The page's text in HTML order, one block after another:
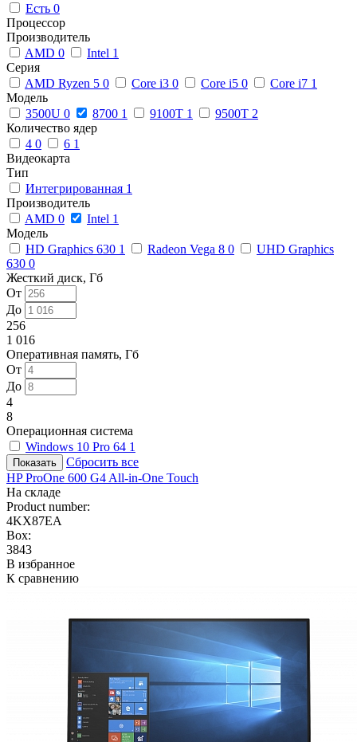
Есть 0
Процессор
Производитель
AMD 0 Intel 1
Серия
AMD Ryzen 5 0 Core i3 0 Core i5 0 Core i7 1
Модель
3500U 0 8700 1 9100T 1 9500T 2
Количество ядер
4 0 6 1
Видеокарта
Тип
Интегрированная 1
Производитель
AMD 0 Intel 1
Модель
HD Graphics 630 1 Radeon Vega 8 0
UHD Graphics
630 0
Жесткий диск, Гб
От
До
256
1 016
Оперативная память, Гб
От
До
4
8
Операционная система
Windows 10 Pro 64 1
Сбросить все
HP ProOne 600 G4 All-in-One Touch
На складе
Product number:
4KX87EA
Box:
3843
В избранное
К сравнению